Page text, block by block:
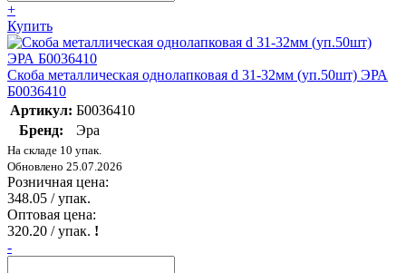
+
Купить
Скоба металлическая однолапковая d 31-32мм (уп.50шт) ЭРА
Б0036410
Артикул: Б0036410
Бренд:
Эра
На складе 10 упак.
Обновлено 25.07.2026
Розничная цена:
348.05 / упак.
Оптовая цена:
320.20 / упак. !
-